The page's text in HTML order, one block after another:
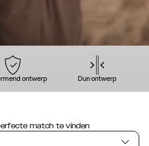
ontwerp Dun ontwerp
match te vinden